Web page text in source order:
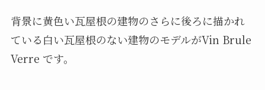
背景に黄色い瓦屋根の建物のさらに後ろに描かれ
ている白い瓦屋根のない建物のモデルがVin Brule
Verre です。